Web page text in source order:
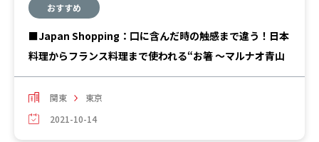
おすすめ
■Japan Shopping：口に含んだ時の触感まで違う！日本
料理からフランス料理まで使われる“お箸 ～マルナオ青山
関東
東京
2021-10-14